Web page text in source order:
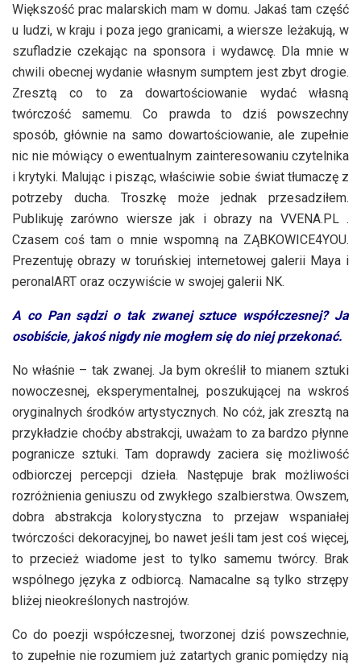
Większość prac malarskich mam w domu. Jakaś tam część
u ludzi, w kraju i poza jego granicami, a wiersze leżakują, w
szufladzie czekając na sponsora i wydawcę. Dla mnie w
chwili obecnej wydanie własnym sumptem jest zbyt drogie.
Zresztą co to za dowartościowanie wydać własną
twórczość samemu. Co prawda to dziś powszechny
sposób, głównie na samo dowartościowanie, ale zupełnie
nic nie mówiący o ewentualnym zainteresowaniu czytelnika
i krytyki. Malując i pisząc, właściwie sobie świat tłumaczę z
potrzeby ducha. Troszkę może jednak przesadziłem.
Publikuję zarówno wiersze jak i obrazy na VVENA.PL .
Czasem coś tam o mnie wspomną na ZĄBKOWICE4YOU.
Prezentuję obrazy w toruńskiej internetowej galerii Maya i
peronalART oraz oczywiście w swojej galerii NK.
A co Pan sądzi o tak zwanej sztuce współczesnej? Ja
osobiście, jakoś nigdy nie mogłem się do niej przekonać.
No właśnie – tak zwanej. Ja bym określił to mianem sztuki
nowoczesnej, eksperymentalnej, poszukującej na wskroś
oryginalnych środków artystycznych. No cóż, jak zresztą na
przykładzie choćby abstrakcji, uważam to za bardzo płynne
pogranicze sztuki. Tam doprawdy zaciera się możliwość
odbiorczej percepcji dzieła. Następuje brak możliwości
rozróżnienia geniuszu od zwykłego szalbierstwa. Owszem,
dobra abstrakcja kolorystyczna to przejaw wspaniałej
twórczości dekoracyjnej, bo nawet jeśli tam jest coś więcej,
to przecież wiadome jest to tylko samemu twórcy. Brak
wspólnego języka z odbiorcą. Namacalne są tylko strzępy
bliżej nieokreślonych nastrojów.
Co do poezji współczesnej, tworzonej dziś powszechnie,
to zupełnie nie rozumiem już zatartych granic pomiędzy nią